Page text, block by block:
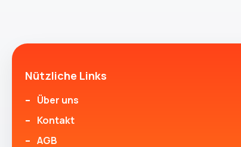
Nützliche Links
Über uns
Kontakt
AGB